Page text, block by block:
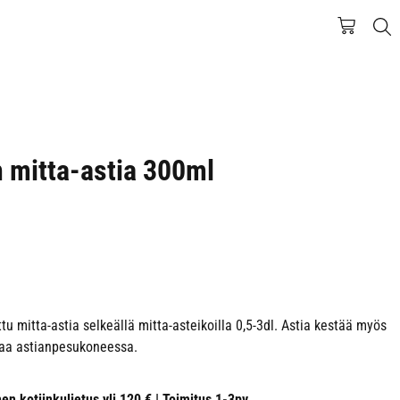
mitta-astia 300ml
mitta-astia selkeällä mitta-asteikoilla 0,5-3dl. Astia kestää myös
astianpesukoneessa.